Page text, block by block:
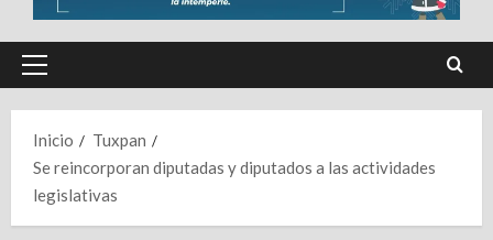
Menú
Inicio
Tuxpan
Se reincorporan diputadas y diputados a las actividades
legislativas